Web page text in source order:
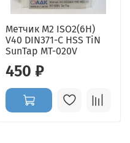
Метчик M2 ISO2(6H)
V40 DIN371-C HSS TiN
SunTap MT-020V
450 ₽